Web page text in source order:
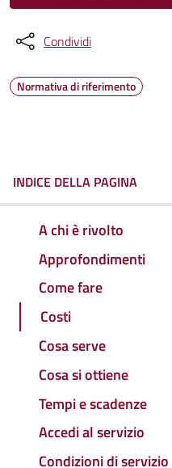
Condividi
Normativa di riferimento
INDICE DELLA PAGINA
A chi è rivolto
Approfondimenti
Come fare
Costi
Cosa serve
Cosa si ottiene
Tempi e scadenze
Accedi al servizio
Condizioni di servizio